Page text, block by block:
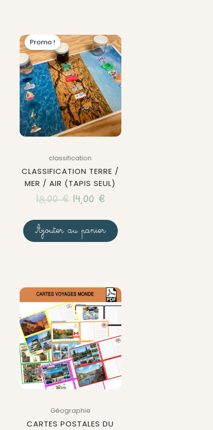
Promo !
classification
CLASSIFICATION TERRE /
MER / AIR (TAPIS SEUL)
18,00€
Le
prix
initial
était :
18,00 €.
14,00 €
Le
prix
actuel
est :
14,00 €.
Ajouter au panier
Géographie
CARTES POSTALES DU